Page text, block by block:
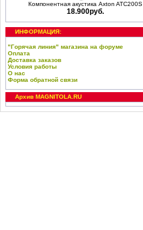
Компонентная акустика Axton ATC200S
18.900руб.
ИНФОРМАЦИЯ:
"Горячая линия" магазина на форуме
Оплата
Доставка заказов
Условия работы
О нас
Форма обратной связи
Архив MAGNITOLA.RU